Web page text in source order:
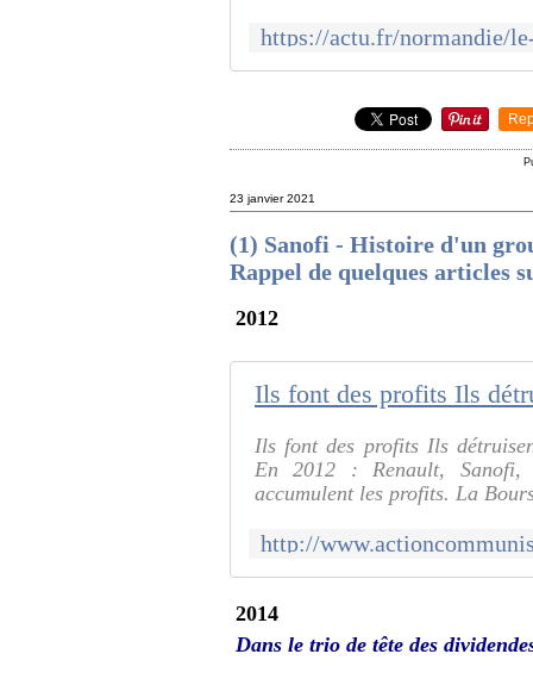
23 janvier 2021
(1) Sanofi - Histoire d'un
Rappel de quelques articles
2012
Ils font des profits Ils
En 2012 : Renault, Sanofi,
accumulent les profits. La
2014
Dans le trio de tête des